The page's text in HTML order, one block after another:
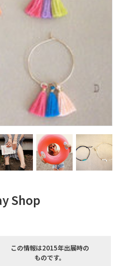
Shop
この情報は2015年出展時の
ものです。